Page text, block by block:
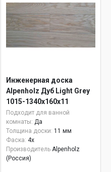
Инженерная доска
Alpenholz Дуб Light Grey
1015-1340х160х11
Подходит для ванной
комнаты: Да
Толщина доски: 11 мм
Фаска: 4x
Производитель Alpenholz
(Россия)